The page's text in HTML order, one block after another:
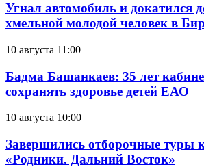
Угнал автомобиль и докатился
хмельной молодой человек в
10 августа 11:00
Бадма Башанкаев: 35 лет
сохранять здоровье детей ЕАО
10 августа 10:00
Завершились отборочные туры
«Родники. Дальний Восток»